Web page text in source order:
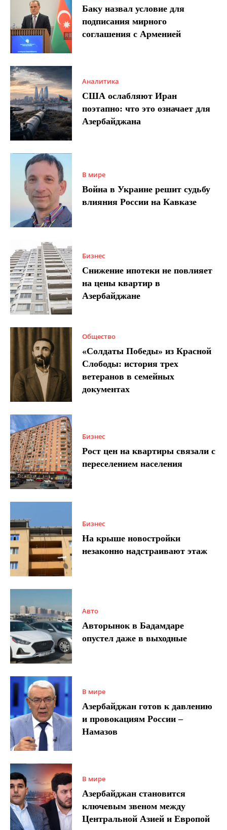
Баку назвал условие для
подписания мирного
соглашения с Арменией
Аналитика
США ослабляют Иран
поэтапно: что это означает для
Азербайджана
В мире
Война в Украине решит судьбу
влияния России на Кавказе
Бизнес
Снижение ипотеки не повлияет
на цены квартир в
Азербайджане
Общество
«Солдаты Победы» из Красной
Слободы: история трех
ветеранов в семейных
документах
Бизнес
Рост цен на квартиры связали с
переселением населения
Бизнес
На крыше новостройки
незаконно надстраивают этаж
Авто
Авторынок в Бадамдаре
опустел даже в выходные
В мире
Азербайджан готов к давлению
и провокациям России –
Намазов
В мире
Азербайджан становится
ключевым звеном между
Центральной Азией и Европой